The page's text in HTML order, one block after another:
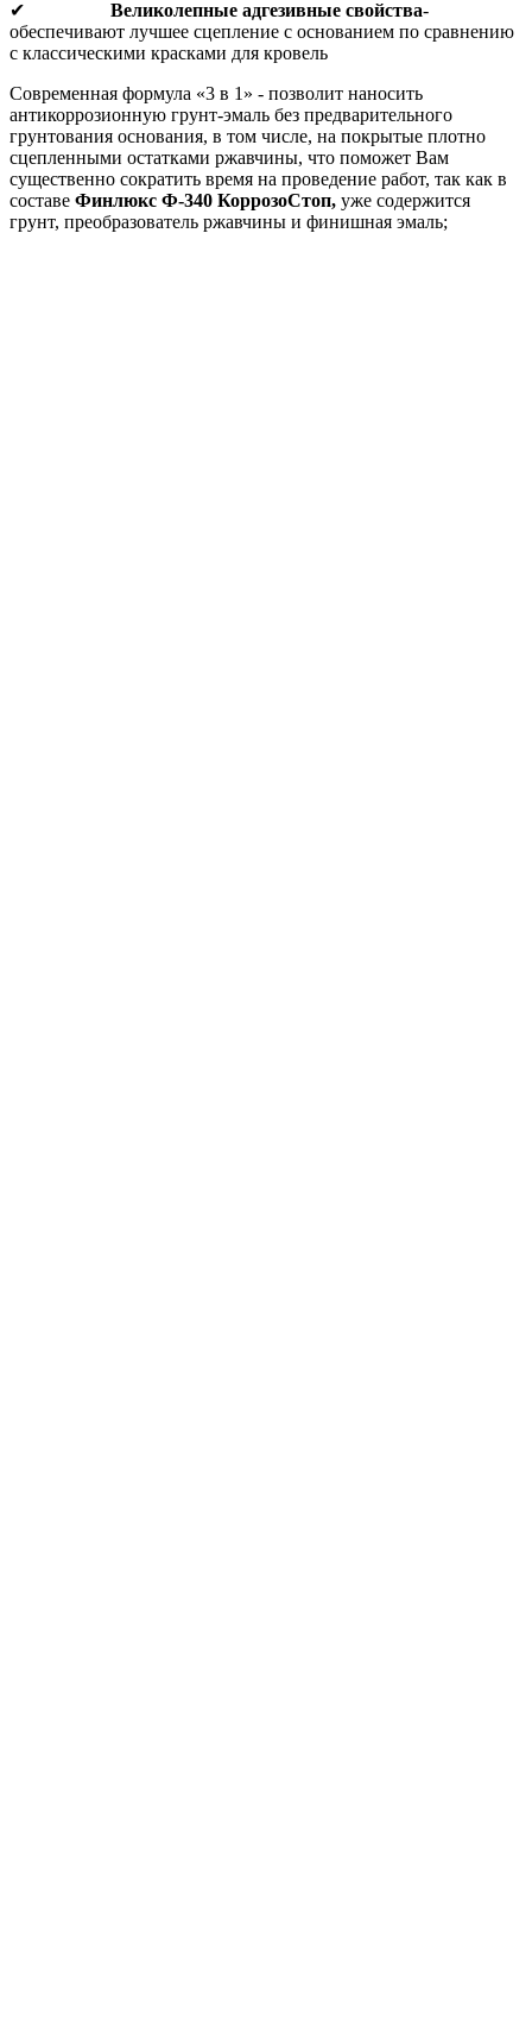
✔ Великолепные адгезивные свойства-
обеспечивают лучшее сцепление с основанием по сравнению
с классическими красками для кровель
Современная формула «3 в 1» - позволит наносить
антикоррозионную грунт-эмаль без предварительного
грунтования основания, в том числе, на покрытые плотно
сцепленными остатками ржавчины, что поможет Вам
существенно сократить время на проведение работ, так как в
составе Финлюкс Ф-340 КоррозоСтоп, уже содержится
грунт, преобразователь ржавчины и финишная эмаль;